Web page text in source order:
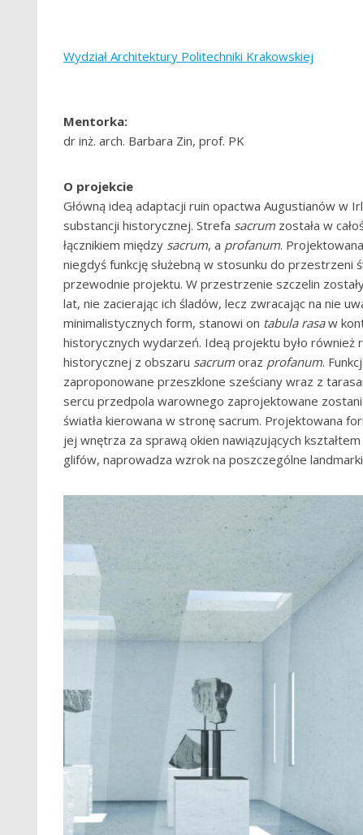
Wydział Architektury Politechniki Krakowskiej
Mentorka:
dr inż. arch. Barbara Zin, prof. PK
O projekcie
Główną ideą adaptacji ruin opactwa Augustianów w
substancji historycznej. Strefa sacrum została w
łącznikiem między sacrum, a profanum.
niegdyś funkcję służebną w stosunku do przestrzeni
przewodnie projektu. W przestrzenie szczelin
lat, nie zacierając ich śladów, lecz zwracając na nie
minimalistycznych form, stanowi on tabula rasaw
historycznych wydarzeń. Ideą projektu było również
historycznej z obszaru sacrum oraz profanum.
zaproponowane przeszklone sześciany wraz z
sercu przedpola warownego zaprojektowane
światła kierowana w stronę sacrum. Projektowana
jej wnętrza za sprawą okien nawiązujących
glifów, naprowadza wzrok na poszczególne